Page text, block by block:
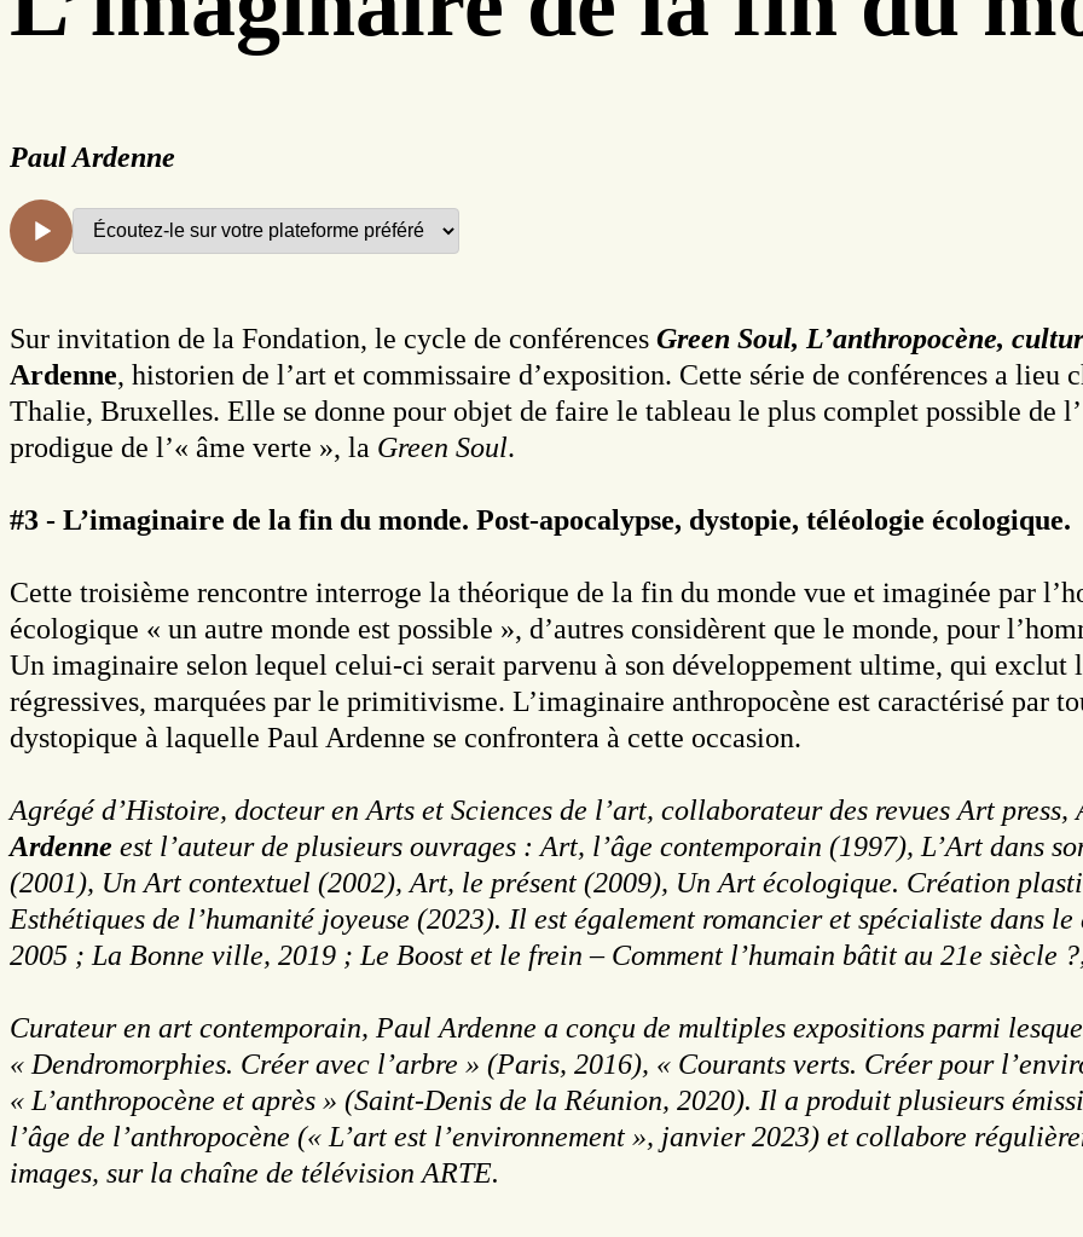
Paul Ardenne
Sur invitation de la Fondation, le cycle de conférences Green Soul, L’anthropocène,
Ardenne, historien de l’art et commissaire d’exposition. Cette série de conférences a lieu
Thalie, Bruxelles. Elle se donne pour objet de faire le tableau le plus complet possible de
prodigue de l’« âme verte », la Green Soul.
#3 - L’imaginaire de la fin du monde. Post-apocalypse, dystopie, téléologie écologique.
Cette troisième rencontre interroge la théorique de la fin du monde vue et imaginée par
écologique « un autre monde est possible », d’autres considèrent que le monde, pour
Un imaginaire selon lequel celui-ci serait parvenu à son développement ultime, qui exclut
régressives, marquées par le primitivisme. L’imaginaire anthropocène est caractérisé par
dystopique à laquelle Paul Ardenne se confrontera à cette occasion.
Agrégé d’Histoire, docteur en Arts et Sciences de l’art, collaborateur des revues Art
Ardenne est l’auteur de plusieurs ouvrages : Art, l’âge contemporain (1997), L’Art dans
(2001), Un Art contextuel (2002), Art, le présent (2009), Un Art écologique. Création
Esthétiques de l’humanité joyeuse (2023). Il est également romancier et spécialiste dans
2005 ; La Bonne ville, 2019 ; Le Boost et le frein – Comment l’humain bâtit au 21e siècle
Curateur en art contemporain, Paul Ardenne a conçu de multiples expositions parmi
« Dendromorphies. Créer avec l’arbre » (Paris, 2016), « Courants verts. Créer pour
« L’anthropocène et après » (Saint-Denis de la Réunion, 2020). Il a produit plusieurs
l’âge de l’anthropocène (« L’art est l’environnement », janvier 2023) et collabore
images, sur la chaîne de télévision ARTE.